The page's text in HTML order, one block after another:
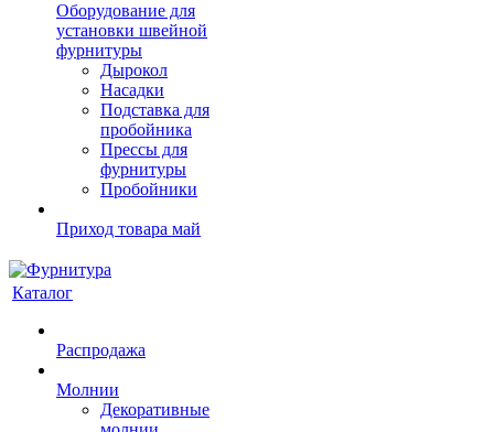
Оборудование для
установки швейной
фурнитуры
Дырокол
Насадки
Подставка для
пробойника
Прессы для
фурнитуры
Пробойники
Приход товара май
Каталог
Распродажа
Молнии
Декоративные